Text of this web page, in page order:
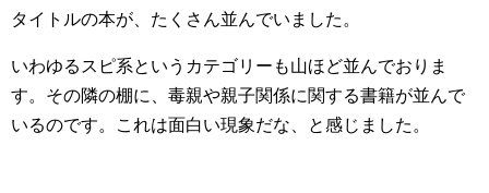
タイトルの本が、たくさん並んでいました。
いわゆるスピ系というカテゴリーも山ほど並んでおりま
す。その隣の棚に、毒親や親子関係に関する書籍が並んで
いるのです。これは面白い現象だな、と感じました。